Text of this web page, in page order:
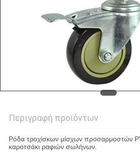
Περιγραφή προϊόντων
Ρόδα τροχίσκων μίσχων προσαρμοστών
καροτσάκι ραφιών σωλήνων.